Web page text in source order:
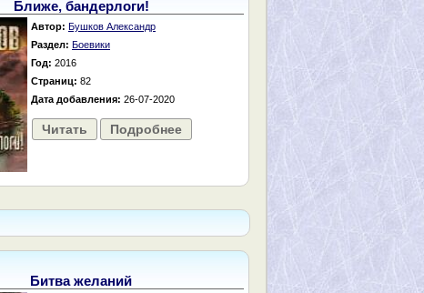
Ближе, бандерлоги!
Автор: Бушков Александр
Раздел: Боевики
Год: 2016
Страниц: 82
Дата добавления: 26-07-2020
Читать Подробнее
Битва желаний